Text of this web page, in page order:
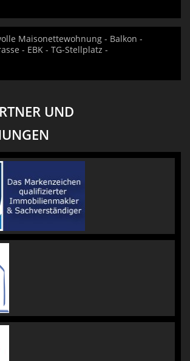
Maisonettewohnung - Balkon -
- EBK - TG-Stellplatz -
UND